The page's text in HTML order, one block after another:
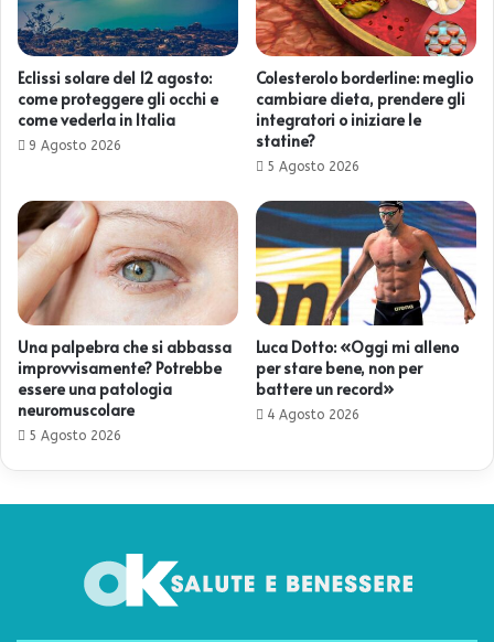
Eclissi solare del 12 agosto:
come proteggere gli occhi e
come vederla in Italia
9 Agosto 2026
Colesterolo borderline: meglio
cambiare dieta, prendere gli
integratori o iniziare le
statine?
5 Agosto 2026
Una palpebra che si abbassa
improvvisamente? Potrebbe
essere una patologia
neuromuscolare
5 Agosto 2026
Luca Dotto: «Oggi mi alleno
per stare bene, non per
battere un record»
4 Agosto 2026